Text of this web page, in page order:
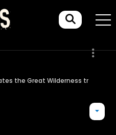
the Great Wilderness tr